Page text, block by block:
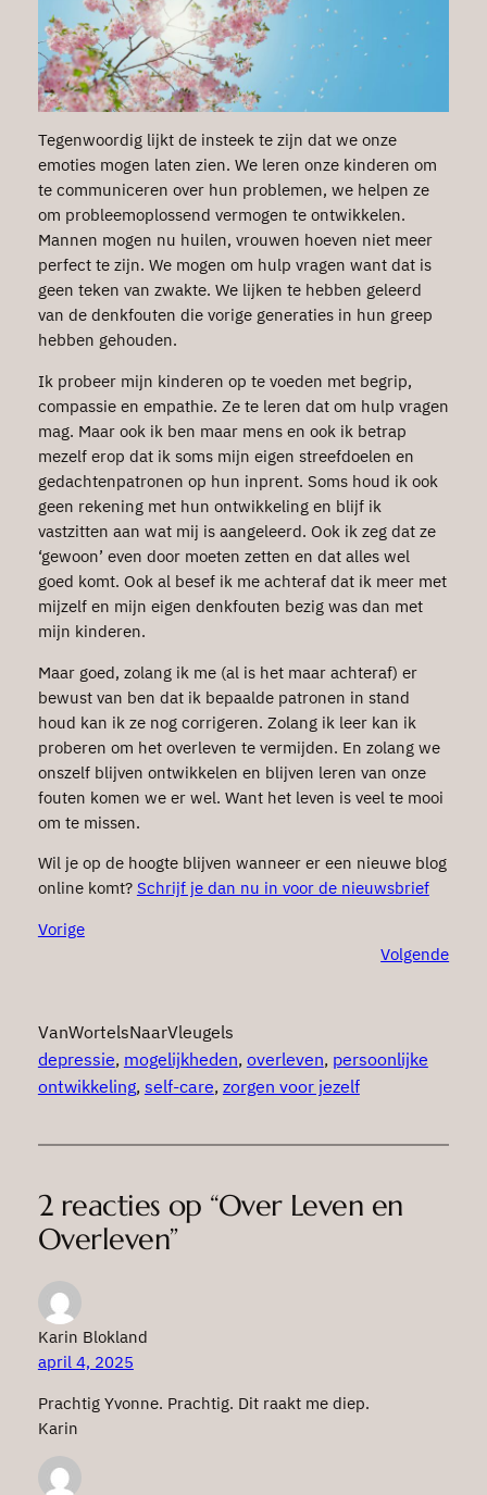
Tegenwoordig lijkt de insteek te zijn dat we onze
emoties mogen laten zien. We leren onze kinderen om
te communiceren over hun problemen, we helpen ze
om probleemoplossend vermogen te ontwikkelen.
Mannen mogen nu huilen, vrouwen hoeven niet meer
perfect te zijn. We mogen om hulp vragen want dat is
geen teken van zwakte. We lijken te hebben geleerd
van de denkfouten die vorige generaties in hun greep
hebben gehouden.
Ik probeer mijn kinderen op te voeden met begrip,
compassie en empathie. Ze te leren dat om hulp vragen
mag. Maar ook ik ben maar mens en ook ik betrap
mezelf erop dat ik soms mijn eigen streefdoelen en
gedachtenpatronen op hun inprent. Soms houd ik ook
geen rekening met hun ontwikkeling en blijf ik
vastzitten aan wat mij is aangeleerd. Ook ik zeg dat ze
‘gewoon’ even door moeten zetten en dat alles wel
goed komt. Ook al besef ik me achteraf dat ik meer met
mijzelf en mijn eigen denkfouten bezig was dan met
mijn kinderen.
Maar goed, zolang ik me (al is het maar achteraf) er
bewust van ben dat ik bepaalde patronen in stand
houd kan ik ze nog corrigeren. Zolang ik leer kan ik
proberen om het overleven te vermijden. En zolang we
onszelf blijven ontwikkelen en blijven leren van onze
fouten komen we er wel. Want het leven is veel te mooi
om te missen.
Wil je op de hoogte blijven wanneer er een nieuwe blog
online komt? Schrijf je dan nu in voor de nieuwsbrief
Vorige
Volgende
VanWortelsNaarVleugels
depressie, mogelijkheden, overleven, persoonlijke
ontwikkeling, self-care, zorgen voor jezelf
2 reacties op “Over Leven en
Overleven”
Karin Blokland
april 4, 2025
Prachtig Yvonne. Prachtig. Dit raakt me diep.
Karin